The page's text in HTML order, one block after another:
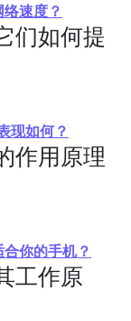
速度？
们如何提
现如何？
作用原理
你的手机？
工作原